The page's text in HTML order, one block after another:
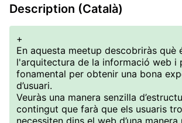
Description (Català)
+
En aquesta meetup descobriràs què
l'arquitectura de la informació web i
fonamental per obtenir una bona
d’usuari.
Veuràs una manera senzilla
contingut que farà que els usuaris
necessiten dins el web d’una